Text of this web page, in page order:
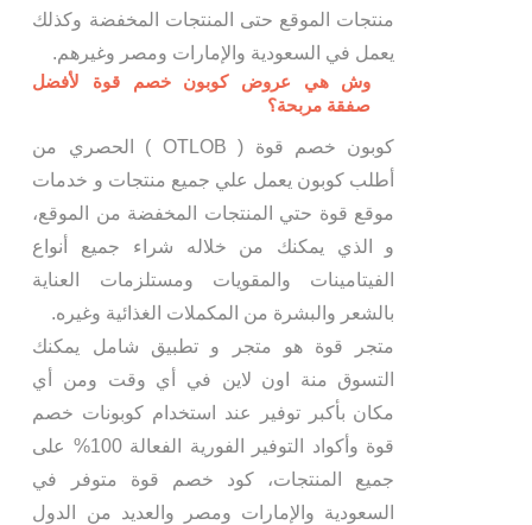
منتجات الموقع حتى المنتجات المخفضة وكذلك
يعمل في السعودية والإمارات ومصر وغيرهم.
وش هي عروض كوبون خصم قوة لأفضل
صفقة مربحة؟
كوبون خصم قوة ( OTLOB ) الحصري من
أطلب كوبون يعمل علي جميع منتجات و خدمات
موقع قوة حتي المنتجات المخفضة من الموقع،
و الذي يمكنك من خلاله شراء جميع أنواع
الفيتامينات والمقويات ومستلزمات العناية
بالشعر والبشرة من المكملات الغذائية وغيره.
متجر قوة هو متجر و تطبيق شامل يمكنك
التسوق منة اون لاين في أي وقت ومن أي
مكان بأكبر توفير عند استخدام كوبونات خصم
قوة وأكواد التوفير الفورية الفعالة 100% على
جميع المنتجات، كود خصم قوة متوفر في
السعودية والإمارات ومصر والعديد من الدول